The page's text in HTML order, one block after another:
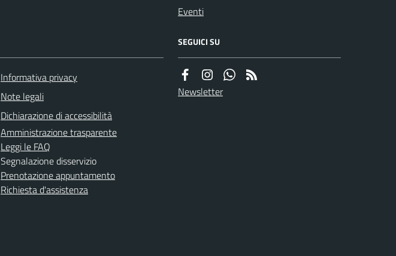
Eventi
Informativa privacy
Note legali
Dichiarazione di accessibilità
Amministrazione trasparente
Leggi le FAQ
Segnalazione disservizio
Prenotazione appuntamento
Richiesta d'assistenza
SEGUICI SU
Newsletter